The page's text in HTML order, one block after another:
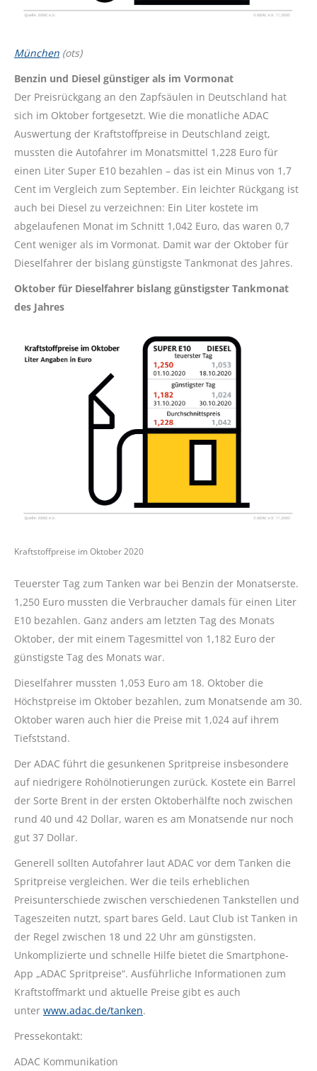
München (ots)
Benzin und Diesel günstiger als im Vormonat
Der Preisrückgang an den Zapfsäulen in Deutschland hat
sich im Oktober fortgesetzt. Wie die monatliche ADAC
Auswertung der Kraftstoffpreise in Deutschland zeigt,
mussten die Autofahrer im Monatsmittel 1,228 Euro für
einen Liter Super E10 bezahlen – das ist ein Minus von 1,7
Cent im Vergleich zum September. Ein leichter Rückgang ist
auch bei Diesel zu verzeichnen: Ein Liter kostete im
abgelaufenen Monat im Schnitt 1,042 Euro, das waren 0,7
Cent weniger als im Vormonat. Damit war der Oktober für
Dieselfahrer der bislang günstigste Tankmonat des Jahres.
Oktober für Dieselfahrer bislang günstigster Tankmonat
des Jahres
Kraftstoffpreise im Oktober 2020
Teuerster Tag zum Tanken war bei Benzin der Monatserste.
1,250 Euro mussten die Verbraucher damals für einen Liter
E10 bezahlen. Ganz anders am letzten Tag des Monats
Oktober, der mit einem Tagesmittel von 1,182 Euro der
günstigste Tag des Monats war.
Dieselfahrer mussten 1,053 Euro am 18. Oktober die
Höchstpreise im Oktober bezahlen, zum Monatsende am 30.
Oktober waren auch hier die Preise mit 1,024 auf ihrem
Tiefststand.
Der ADAC führt die gesunkenen Spritpreise insbesondere
auf niedrigere Rohölnotierungen zurück. Kostete ein Barrel
der Sorte Brent in der ersten Oktoberhälfte noch zwischen
rund 40 und 42 Dollar, waren es am Monatsende nur noch
gut 37 Dollar.
Generell sollten Autofahrer laut ADAC vor dem Tanken die
Spritpreise vergleichen. Wer die teils erheblichen
Preisunterschiede zwischen verschiedenen Tankstellen und
Tageszeiten nutzt, spart bares Geld. Laut Club ist Tanken in
der Regel zwischen 18 und 22 Uhr am günstigsten.
Unkomplizierte und schnelle Hilfe bietet die Smartphone-
App „ADAC Spritpreise“. Ausführliche Informationen zum
Kraftstoffmarkt und aktuelle Preise gibt es auch
unter www.adac.de/tanken.
Pressekontakt:
ADAC Kommunikation